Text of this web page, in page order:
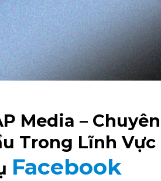
Media – Chuyên
Trong Lĩnh Vực
Facebook